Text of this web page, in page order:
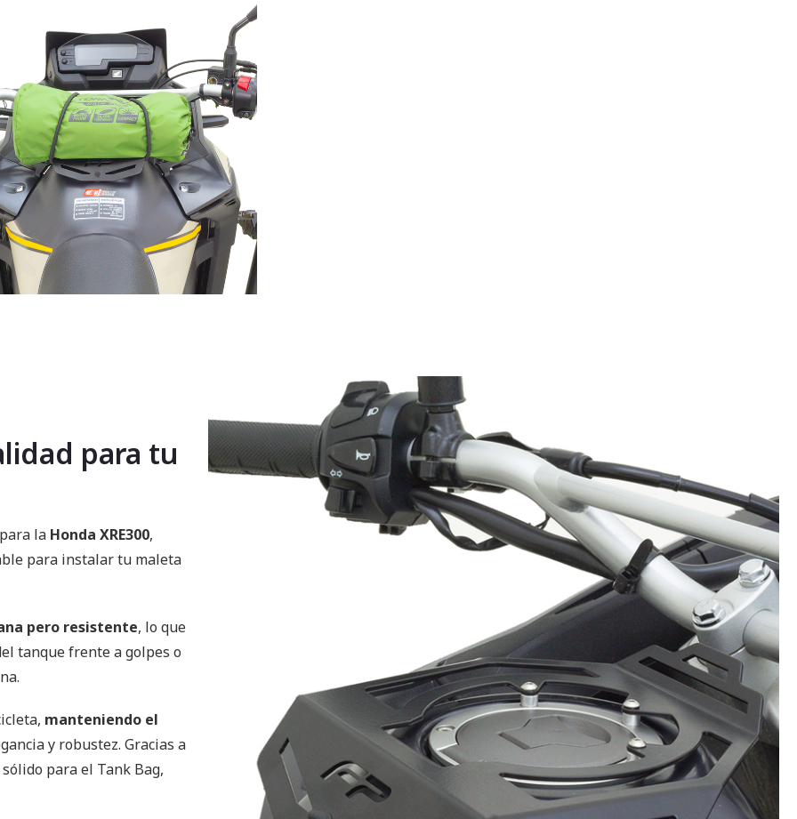
para tu
la Honda XRE300,
para instalar tu maleta
pero resistente, lo que
tanque frente a golpes o
manteniendo el
y robustez. Gracias a
para el Tank Bag,